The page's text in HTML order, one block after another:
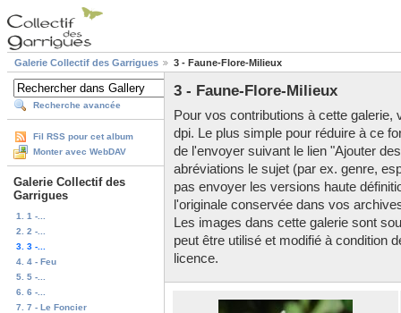
Galerie Collectif des Garrigues 3 - Faune-Flore-Milieux
Recherche avancée
Fil RSS pour cet album
Monter avec WebDAV
Galerie Collectif des
Garrigues
1. 1 -...
2. 2 -...
3. 3 -...
4. 4 - Feu
5. 5 -...
6. 6 -...
7. 7 - Le Foncier
3 - Faune-Flore-Milieux
Pour vos contributions à cette
dpi. Le plus simple pour réduire à ce
de l'envoyer suivant le lien "Ajouter
abréviations le sujet (par ex. genre,
pas envoyer les versions haute
l'originale conservée dans vos
Les images dans cette galerie sont
peut être utilisé et modifié à condition
licence.